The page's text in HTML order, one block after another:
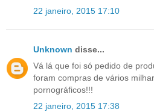
22 janeiro, 2015 17:10
Unknown disse...
Vá lá que foi só pedido de
foram compras de vários
pornográficos!!!
22 janeiro, 2015 17:38